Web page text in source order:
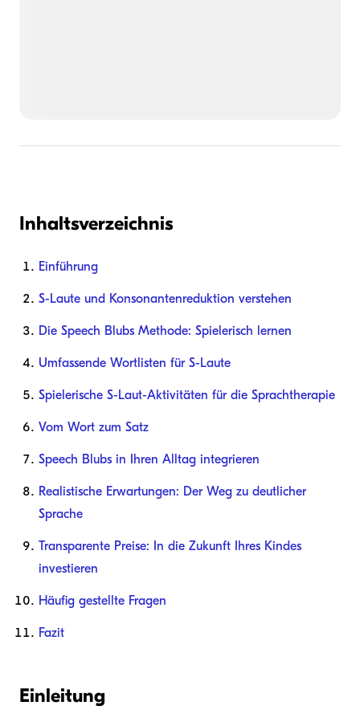
Inhaltsverzeichnis
Einführung
S-Laute und Konsonantenreduktion verstehen
Die Speech Blubs Methode: Spielerisch lernen
Umfassende Wortlisten für S-Laute
Spielerische S-Laut-Aktivitäten für die Sprachtherapie
Vom Wort zum Satz
Speech Blubs in Ihren Alltag integrieren
Realistische Erwartungen: Der Weg zu deutlicher
Sprache
Transparente Preise: In die Zukunft Ihres Kindes
investieren
Häufig gestellte Fragen
Fazit
Einleitung